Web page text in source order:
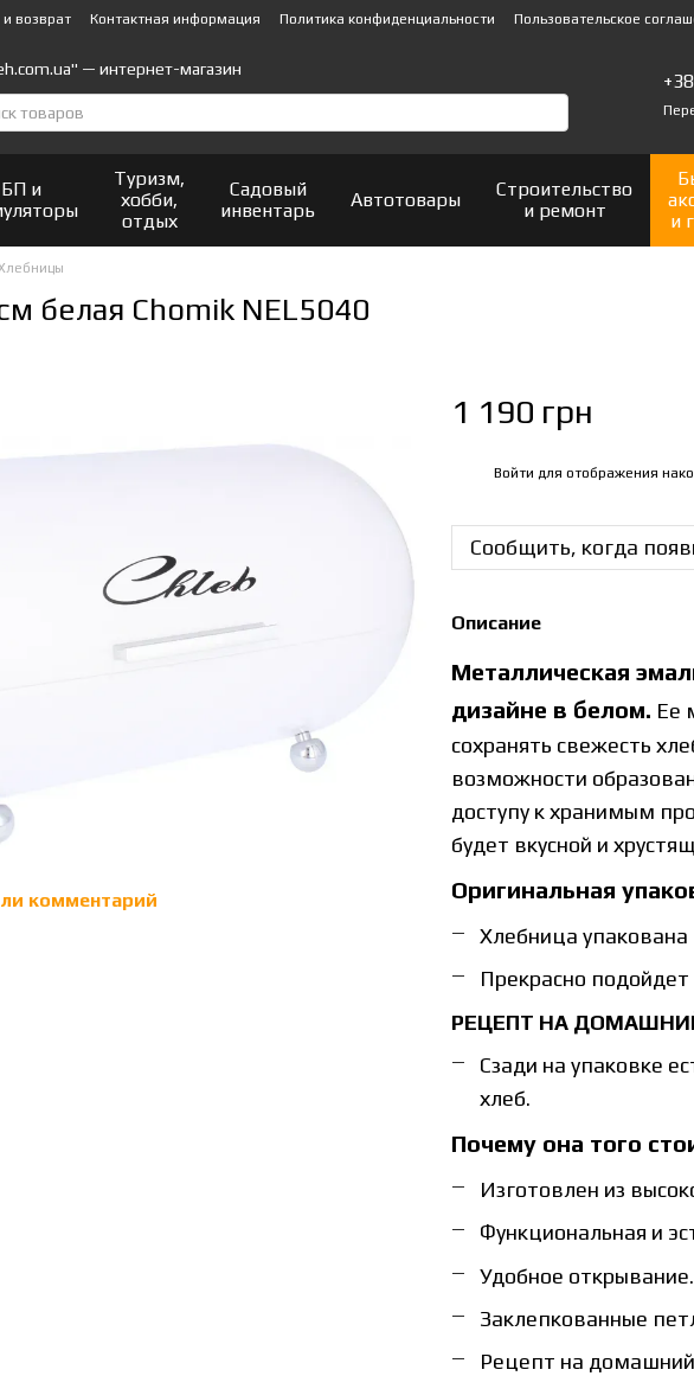
возврат Контактная информация Политика конфиденциальности Пользовательское
— интернет-магазин
и
Туризм,
хобби,
отдых
Садовый
инвентарь
Автотовары
Строительство
и ремонт
и
белая Chomik NEL5040
комментарий
1 190 грн
Войти для отображения
Сообщить, когда
Описание
Металлическая
дизайне в белом. Ее
сохранять свежесть
возможности
доступу к хранимым
будет вкусной и
Оригинальная
Хлебница упакована
Прекрасно
РЕЦЕПТ НА
Сзади на упаковке
хлеб.
Почему она того
Изготовлен из
Функциональная и
Удобное открывание.
Заклепкованные
Рецепт на